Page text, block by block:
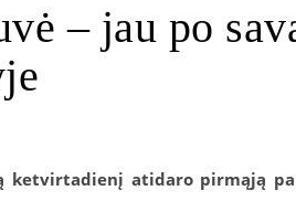
– jau po
ketvirtadienį atidaro pirmąją